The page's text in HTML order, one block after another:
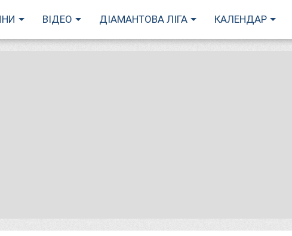
ВІДЕО ДІАМАНТОВА ЛІГА КАЛЕНДАР